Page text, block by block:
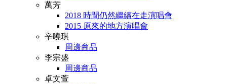
萬芳
2018 時間仍然繼續在走演唱會
2015 原來的地方演唱會
辛曉琪
周邊商品
李宗盛
周邊商品
卓文萱